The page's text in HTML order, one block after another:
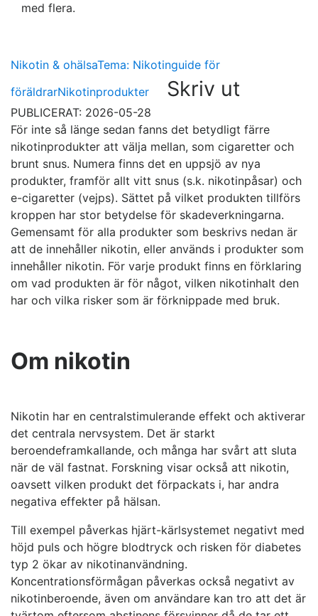
med flera.
Nikotin & ohälsaTema: Nikotinguide för
föräldrarNikotinprodukter Skriv ut
PUBLICERAT: 2026-05-28
För inte så länge sedan fanns det betydligt färre
nikotinprodukter att välja mellan, som cigaretter och
brunt snus. Numera finns det en uppsjö av nya
produkter, framför allt vitt snus (s.k. nikotinpåsar) och
e-cigaretter (vejps). Sättet på vilket produkten tillförs
kroppen har stor betydelse för skadeverkningarna.
Gemensamt för alla produkter som beskrivs nedan är
att de innehåller nikotin, eller används i produkter som
innehåller nikotin. För varje produkt finns en förklaring
om vad produkten är för något, vilken nikotinhalt den
har och vilka risker som är förknippade med bruk.
Om nikotin
Nikotin har en centralstimulerande effekt och aktiverar
det centrala nervsystem. Det är starkt
beroendeframkallande, och många har svårt att sluta
när de väl fastnat. Forskning visar också att nikotin,
oavsett vilken produkt det förpackats i, har andra
negativa effekter på hälsan.
Till exempel påverkas hjärt-kärlsystemet negativt med
höjd puls och högre blodtryck och risken för diabetes
typ 2 ökar av nikotinanvändning.
Koncentrationsförmågan påverkas också negativt av
nikotinberoende, även om användare kan tro att det är